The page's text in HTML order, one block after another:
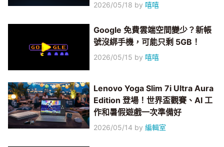
2026/05/18 by 嘻嘻
Google 免費雲端空間變少？新帳
號沒綁手機，可能只剩 5GB！
2026/05/15 by 嘻嘻
Lenovo Yoga Slim 7i Ultra Aura
Edition 登場！世界盃觀賽、AI 工
作和暑假遊戲一次準備好
2026/05/14 by編輯室